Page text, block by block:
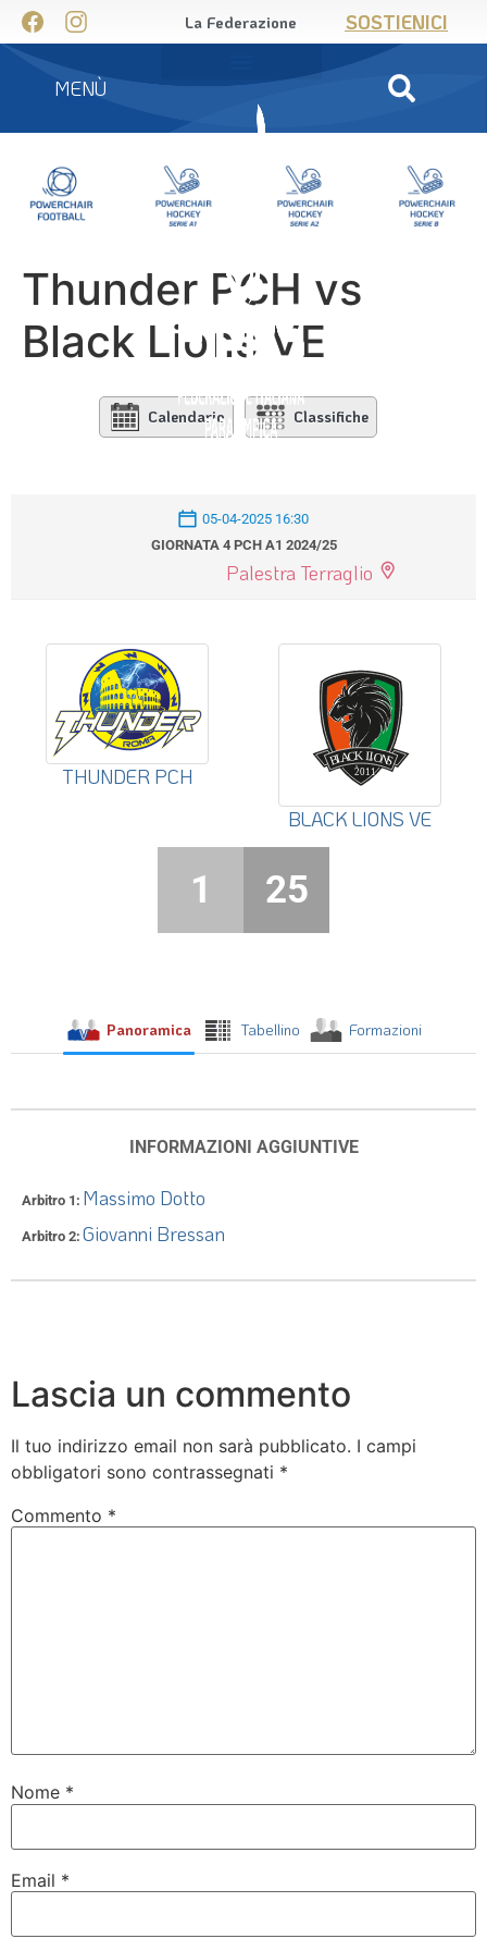
La Federazione SOSTIENICI
MENÙ
Thunder PCH vs
Black Lions VE
Calendario Classifiche
05-04-2025 16:30
GIORNATA 4 PCH A1 2024/25
Palestra Terraglio
THUNDER PCH
BLACK LIONS VE
1 25
Panoramica Tabellino Formazioni
INFORMAZIONI AGGIUNTIVE
Arbitro 1 Massimo Dotto
Arbitro 2 Giovanni Bressan
Lascia un commento
Il tuo indirizzo email non sarà pubblicato. I campi
obbligatori sono contrassegnati *
Commento *
Nome *
Email *